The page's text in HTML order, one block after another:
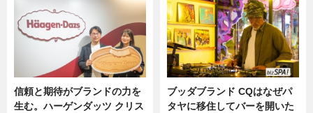
信頼と期待がブランドの力を
生む。ハーゲンダッツ クリス
ブッダブランド CQはなぜパ
タヤに移住してバーを開いた